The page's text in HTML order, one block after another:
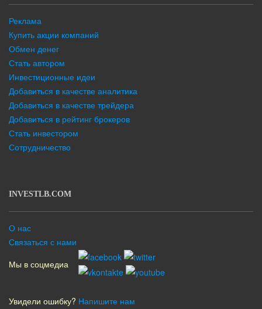
Реклама
Купить акции компаний
Обмен денег
Стать автором
Инвестиционные идеи
Добавиться в качестве аналитика
Добавиться в качестве трейдера
Добавиться в рейтинг брокеров
Стать инвестором
Сотрудничество
INVESTLB.COM
О нас
Связаться с нами
Мы в соцмедиа
Увидели ошибку? Напишите нам